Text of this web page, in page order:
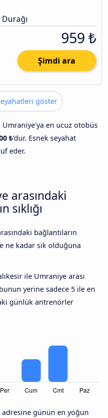
959 ₺
Şimdi ara
göster
Umraniye'ya en ucuz otobüs
₺'dur. Esnek seyahat
eder.
arasındaki
sıklığı
bağlantıların
ne kadar sık olduğuna
ile Umraniye arası
bunun yerine sadece 5 ile en
günlük antrenörler
adresine günün en yoğun